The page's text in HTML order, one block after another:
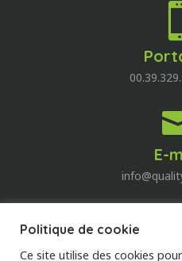
E-
Politique de cookie
Ce site utilise des cookies